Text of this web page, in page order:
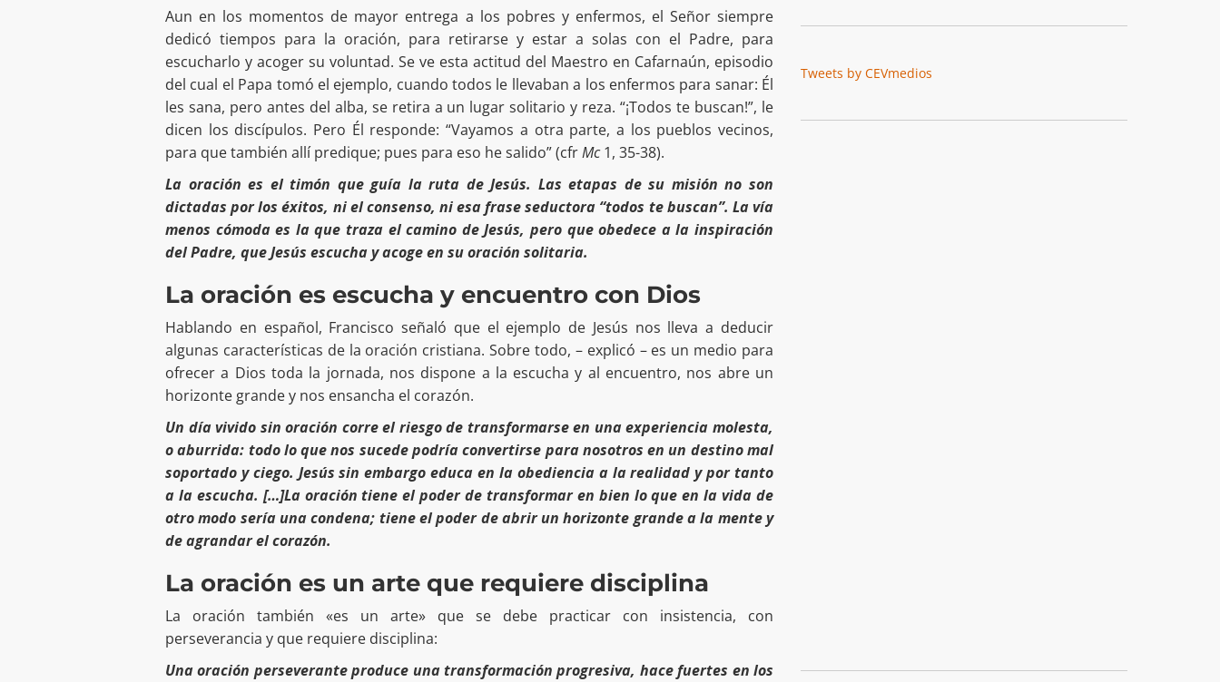
Aun en los momentos de mayor entrega a los pobres y enfermos, el Señor siempre
dedicó tiempos para la oración, para retirarse y estar a solas con el Padre, para
escucharlo y acoger su voluntad. Se ve esta actitud del Maestro en Cafarnaún, episodio
del cual el Papa tomó el ejemplo, cuando todos le llevaban a los enfermos para sanar: Él
les sana, pero antes del alba, se retira a un lugar solitario y reza. “¡Todos te buscan!”, le
dicen los discípulos. Pero Él responde: “Vayamos a otra parte, a los pueblos vecinos,
para que también allí predique; pues para eso he salido” (cfrMc1, 35-38).
La oración es el timón que guía la ruta de Jesús. Las etapas de su misión no son
dictadas por los éxitos, ni el consenso, ni esa frase seductora “todos te buscan”. La vía
menos cómoda es la que traza el camino de Jesús, pero que obedece a la inspiración
del Padre, que Jesús escucha y acoge en su oración solitaria.
La oración es escucha y encuentro con Dios
Hablando en español, Francisco señaló que el ejemplo de Jesús nos lleva a deducir
algunas características de la oración cristiana. Sobre todo, – explicó – es un medio para
ofrecer a Dios toda la jornada, nos dispone a la escucha y al encuentro, nos abre un
horizonte grande y nos ensancha el corazón.
Un día vivido sin oración corre el riesgo de transformarse en una experiencia molesta,
o aburrida: todo lo que nos sucede podría convertirse para nosotros en un destino mal
soportado y ciego. Jesús sin embargo educa en la obediencia a la realidad y por tanto
a la escucha. […]La oración tiene el poder de transformar en bien lo que en la vida de
otro modo sería una condena; tiene el poder de abrir un horizonte grande a la mente y
de agrandar el corazón.
La oración es un arte que requiere disciplina
La oración también «es un arte» que se debe practicar con insistencia, con
perseverancia y que requiere disciplina:
Una oración perseverante produce una transformación progresiva, hace fuertes en los
Tweets by CEVmedios